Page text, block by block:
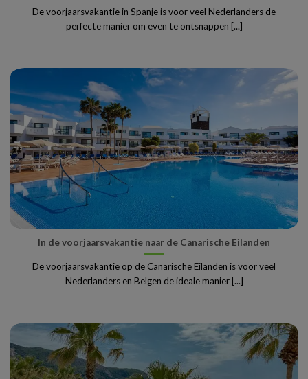
De voorjaarsvakantie in Spanje is voor veel Nederlanders de
perfecte manier om even te ontsnappen [...]
In de voorjaarsvakantie naar de Canarische Eilanden
De voorjaarsvakantie op de Canarische Eilanden is voor veel
Nederlanders en Belgen de ideale manier [...]